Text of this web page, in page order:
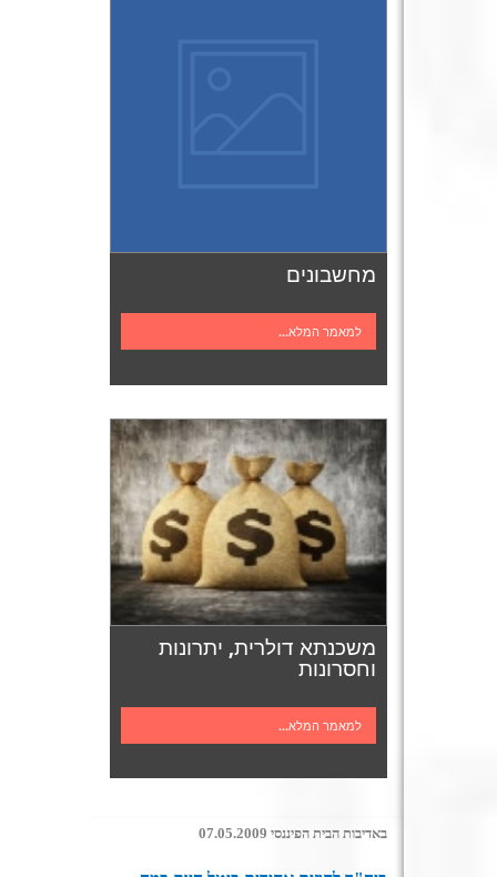
מחשבונים
למאמר המלא...
משכנתא דולרית, יתרונות
וחסרונות
למאמר המלא...
באדיבות הבית הפיננסי 07.05.2009